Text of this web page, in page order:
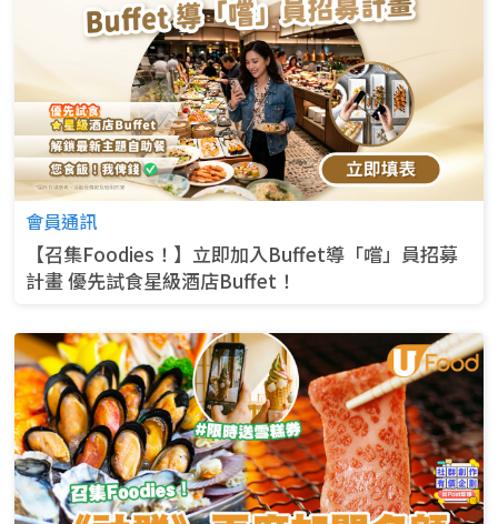
會員通訊
【召集Foodies！】立即加入Buffet導「嚐」員招募
計畫 優先試食星級酒店Buffet！